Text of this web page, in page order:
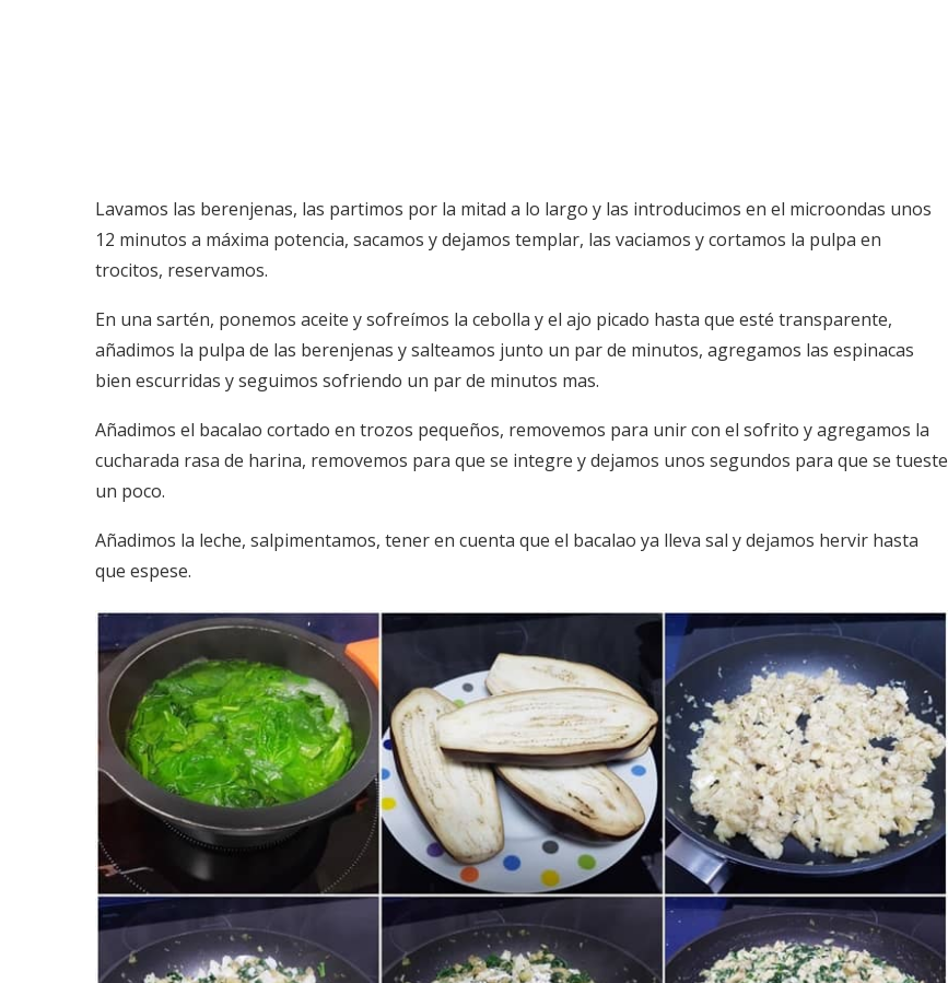
Lavamos las berenjenas, las partimos por la mitad a lo largo y las introducimos en el microondas unos
12 minutos a máxima potencia, sacamos y dejamos templar, las vaciamos y cortamos la pulpa en
trocitos, reservamos.
En una sartén, ponemos aceite y sofreímos la cebolla y el ajo picado hasta que esté transparente,
añadimos la pulpa de las berenjenas y salteamos junto un par de minutos, agregamos las espinacas
bien escurridas y seguimos sofriendo un par de minutos mas.
Añadimos el bacalao cortado en trozos pequeños, removemos para unir con el sofrito y agregamos la
cucharada rasa de harina, removemos para que se integre y dejamos unos segundos para que se tueste
un poco.
Añadimos la leche, salpimentamos, tener en cuenta que el bacalao ya lleva sal y dejamos hervir hasta
que espese.